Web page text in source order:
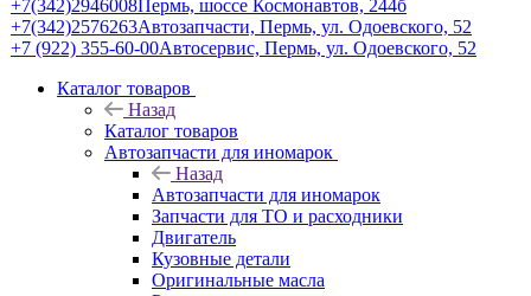
+7(342)2946008Пермь, шоссе Космонавтов, 244б
+7(342)2576263Автозапчасти, Пермь, ул. Одоевского, 52
+7 (922) 355-60-00Автосервис, Пермь, ул. Одоевского, 52
Каталог товаров
Назад
Каталог товаров
Автозапчасти для иномарок
Назад
Автозапчасти для иномарок
Запчасти для ТО и расходники
Двигатель
Кузовные детали
Оригинальные масла